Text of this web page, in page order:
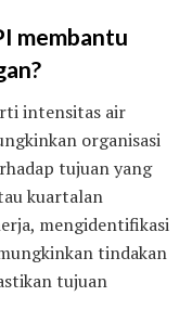
membantu
intensitas air
organisasi
tujuan yang
kuartalan
mengidentifikasi
tindakan
tujuan